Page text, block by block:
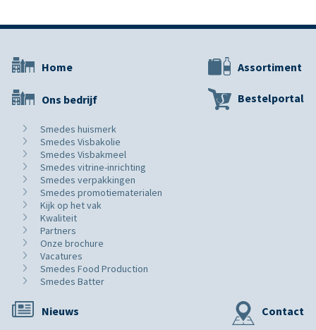
Home
Ons bedrijf
Smedes huismerk
Smedes Visbakolie
Smedes Visbakmeel
Smedes vitrine-inrichting
Smedes verpakkingen
Smedes promotiematerialen
Kijk op het vak
Kwaliteit
Partners
Onze brochure
Vacatures
Smedes Food Production
Smedes Batter
Assortiment
Bestelportal
Nieuws Contact